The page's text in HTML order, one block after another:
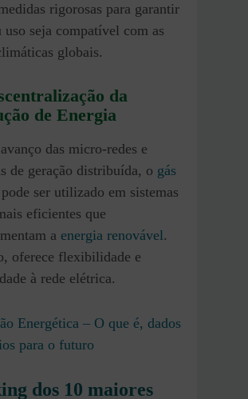
rigorosas para garantir
uso seja compatível com as
globais.
da
de Energia
das micro-redes e
de geração distribuída, o gás
pode ser utilizado em sistemas
eficientes que
a energia renovável.
oferece flexibilidade e
à rede elétrica.
Energética – O que é, dados
para o futuro
dos 10 maiores